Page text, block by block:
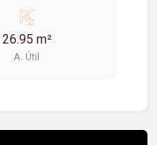
26.95 m²
A. Útil